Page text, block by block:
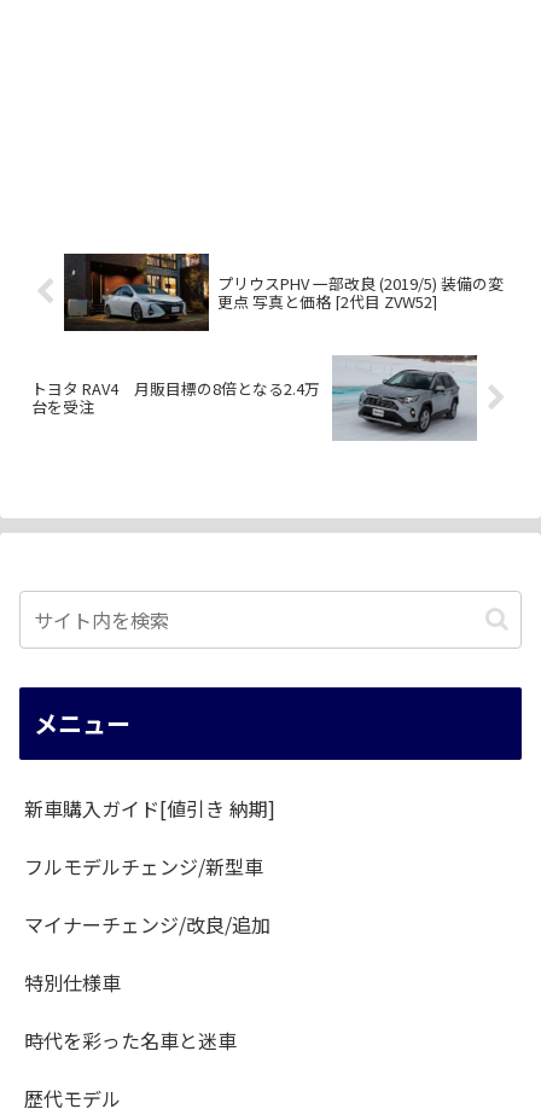
プリウスPHV 一部改良 (2019/5) 装備の変
更点 写真と価格 [2代目 ZVW52]
トヨタ RAV4 月販目標の8倍となる2.4万
台を受注
メニュー
新車購入ガイド[値引き 納期]
フルモデルチェンジ/新型車
マイナーチェンジ/改良/追加
特別仕様車
時代を彩った名車と迷車
歴代モデル